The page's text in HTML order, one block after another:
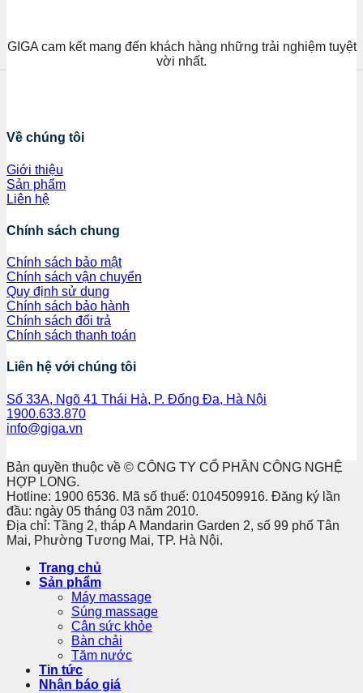
GIGA cam kết mang đến khách hàng những trải nghiệm tuyệt
vời nhất.
Về chúng tôi
Giới thiệu
Sản phẩm
Liên hệ
Chính sách chung
Chính sách bảo mật
Chính sách vận chuyển
Quy định sử dụng
Chính sách bảo hành
Chính sách đổi trả
Chính sách thanh toán
Liên hệ với chúng tôi
Số 33A, Ngõ 41 Thái Hà, P. Đống Đa, Hà Nội
1900.633.870
info@giga.vn
Bản quyền thuộc về © CÔNG TY CỔ PHẦN CÔNG NGHỆ
HỢP LONG.
Hotline: 1900 6536. Mã số thuế: 0104509916. Đăng ký lần
đầu: ngày 05 tháng 03 năm 2010.
Địa chỉ: Tầng 2, tháp A Mandarin Garden 2, số 99 phố Tân
Mai, Phường Tương Mai, TP. Hà Nội.
Trang chủ
Sản phẩm
Máy massage
Súng massage
Cân sức khỏe
Bàn chải
Tăm nước
Tin tức
Nhận báo giá